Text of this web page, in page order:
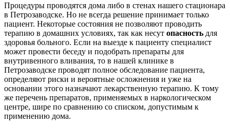
Процедуры проводятся дома либо в стенах нашего стационара
в Петрозаводске. Но не всегда решение принимает только
пациент. Некоторые состояния не позволяют проводить
терапию в домашних условиях, так как несут опасность для
здоровья больного. Если на выезде к пациенту специалист
может провести беседу и подобрать препараты для
внутривенного вливания, то в нашей клинике в
Петрозаводске проводят полное обследование пациента,
определяют риски и вероятные осложнения и уже на
основании этого назначают лекарственную терапию. К тому
же перечень препаратов, применяемых в наркологическом
центре, шире по сравнению со списком, допустимым к
применению дома.